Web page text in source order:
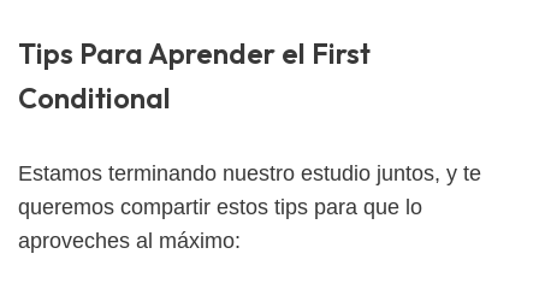
Tips Para Aprender el First
Conditional
Estamos terminando nuestro estudio juntos, y te
queremos compartir estos tips para que lo
aproveches al máximo: